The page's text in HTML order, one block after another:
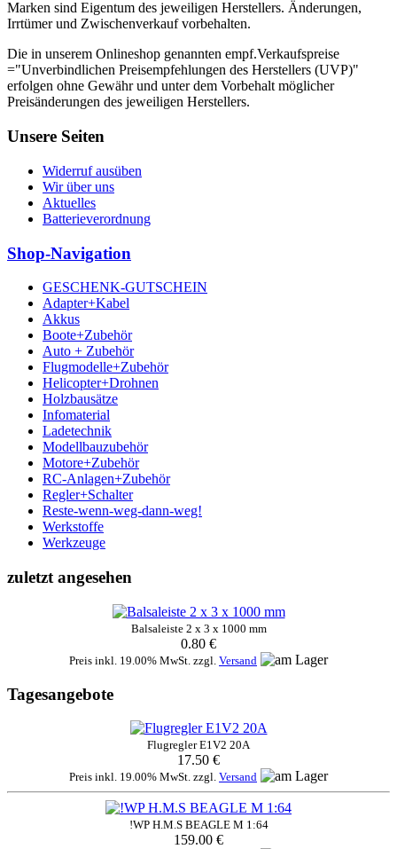
Marken sind Eigentum des jeweiligen Herstellers. Änderungen,
Irrtümer und Zwischenverkauf vorbehalten.
Die in unserem Onlineshop genannten empf.Verkaufspreise
="Unverbindlichen Preisempfehlungen des Herstellers (UVP)"
erfolgen ohne Gewähr und unter dem Vorbehalt möglicher
Preisänderungen des jeweiligen Herstellers.
Unsere Seiten
Widerruf ausüben
Wir über uns
Aktuelles
Batterieverordnung
Shop-Navigation
GESCHENK-GUTSCHEIN
Adapter+Kabel
Akkus
Boote+Zubehör
Auto + Zubehör
Flugmodelle+Zubehör
Helicopter+Drohnen
Holzbausätze
Infomaterial
Ladetechnik
Modellbauzubehör
Motore+Zubehör
RC-Anlagen+Zubehör
Regler+Schalter
Reste-wenn-weg-dann-weg!
Werkstoffe
Werkzeuge
zuletzt angesehen
Balsaleiste 2 x 3 x 1000 mm
0.80 €
Preis inkl. 19.00% MwSt. zzgl. Versand
Tagesangebote
Flugregler E1V2 20A
17.50 €
Preis inkl. 19.00% MwSt. zzgl. Versand
!WP H.M.S BEAGLE M 1:64
159.00 €